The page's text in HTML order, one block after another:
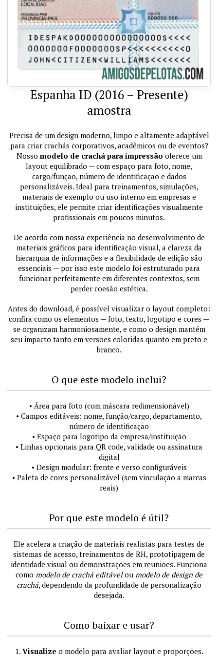
Espanha ID (2016 – Presente)
amostra
Precisa de um design moderno, limpo e altamente adaptável
para criar crachás corporativos, acadêmicos ou de eventos?
Nosso modelo de crachá para impressão oferece um
layout equilibrado — com espaço para foto, nome,
cargo/função, número de identificação e dados
personalizáveis. Ideal para treinamentos, simulações,
materiais de exemplo ou uso interno em empresas e
instituições, ele permite criar identificações visualmente
profissionais em poucos minutos.
De acordo com nossa experiência no desenvolvimento de
materiais gráficos para identificação visual, a clareza da
hierarquia de informações e a flexibilidade de edição são
essenciais — por isso este modelo foi estruturado para
funcionar perfeitamente em diferentes contextos, sem
perder coesão estética.
Antes do download, é possível visualizar o layout completo:
confira como os elementos — foto, texto, logotipo e cores —
se organizam harmoniosamente, e como o design mantém
seu impacto tanto em versões coloridas quanto em preto e
branco.
O que este modelo inclui?
• Área para foto (com máscara redimensionável)
• Campos editáveis: nome, função/cargo, departamento,
número de identificação
• Espaço para logotipo da empresa/instituição
• Linhas opcionais para QR code, validade ou assinatura
digital
• Design modular: frente e verso configuráveis
• Paleta de cores personalizável (sem vinculação a marcas
reais)
Por que este modelo é útil?
Ele acelera a criação de materiais realistas para testes de
sistemas de acesso, treinamentos de RH, prototipagem de
identidade visual ou demonstrações em reuniões. Funciona
como modelo de crachá editávelou modelo de design de
crachá, dependendo da profundidade de personalização
desejada.
Como baixar e usar?
1. Visualize o modelo para avaliar layout e proporções.